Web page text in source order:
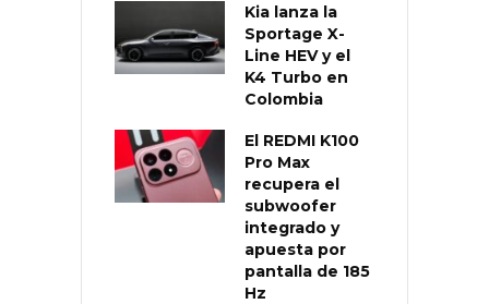
Kia lanza la
Sportage X-
Line HEV y el
K4 Turbo en
Colombia
El REDMI K100
Pro Max
recupera el
subwoofer
integrado y
apuesta por
pantalla de 185
Hz